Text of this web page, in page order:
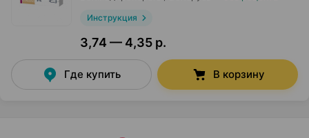
Инструкция
3,74 — 4,35 р.
Где купить В корзину